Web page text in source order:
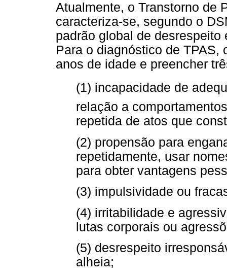
Atualmente, o Transtorno de
caracteriza-se, segundo o
padrão global de
Para o diagnóstico de
anos de idade e preencher
(1) incapacidade de
relação a
repetida de atos que
(2) propensão para
repetidamente, usar
para obter vantagens
(3) impulsividade ou
(4) irritabilidade e
lutas corporais ou
(5) desrespeito
alheia;